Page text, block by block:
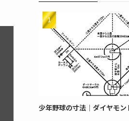
少年野球の寸法｜ダイヤモン